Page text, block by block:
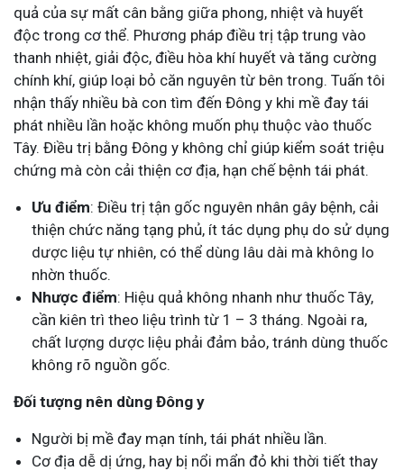
quả của sự mất cân bằng giữa phong, nhiệt và huyết
độc trong cơ thể. Phương pháp điều trị tập trung vào
thanh nhiệt, giải độc, điều hòa khí huyết và tăng cường
chính khí, giúp loại bỏ căn nguyên từ bên trong. Tuấn tôi
nhận thấy nhiều bà con tìm đến Đông y khi mề đay tái
phát nhiều lần hoặc không muốn phụ thuộc vào thuốc
Tây. Điều trị bằng Đông y không chỉ giúp kiểm soát triệu
chứng mà còn cải thiện cơ địa, hạn chế bệnh tái phát.
Ưu điểm: Điều trị tận gốc nguyên nhân gây bệnh, cải
thiện chức năng tạng phủ, ít tác dụng phụ do sử dụng
dược liệu tự nhiên, có thể dùng lâu dài mà không lo
nhờn thuốc.
Nhược điểm: Hiệu quả không nhanh như thuốc Tây,
cần kiên trì theo liệu trình từ 1 – 3 tháng. Ngoài ra,
chất lượng dược liệu phải đảm bảo, tránh dùng thuốc
không rõ nguồn gốc.
Đối tượng nên dùng Đông y
Người bị mề đay mạn tính, tái phát nhiều lần.
Cơ địa dễ dị ứng, hay bị nổi mẩn đỏ khi thời tiết thay